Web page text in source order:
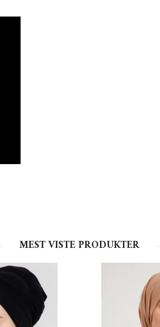
MEST VISTE PRODUKTER